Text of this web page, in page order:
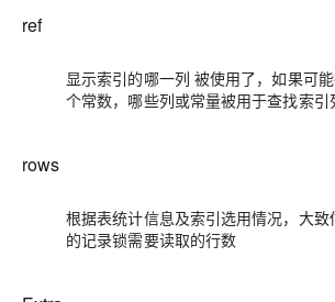
ref
显示索引的哪一列 被使用了，如果可
个常数，哪些列或常量被用于查找索引
rows
根据表统计信息及索引选用情况，大致
的记录锁需要读取的行数